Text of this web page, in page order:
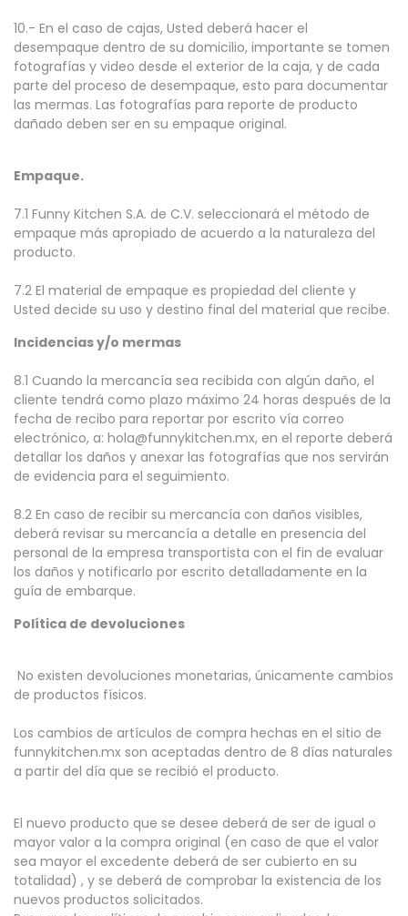
10.- En el caso de cajas, Usted deberá hacer el
desempaque dentro de su domicilio, importante se tomen
fotografías y video desde el exterior de la caja, y de cada
parte del proceso de desempaque, esto para documentar
las mermas. Las fotografías para reporte de producto
dañado deben ser en su empaque original.
Empaque.
7.1 Funny Kitchen S.A. de C.V. seleccionará el método de
empaque más apropiado de acuerdo a la naturaleza del
producto.
7.2 El material de empaque es propiedad del cliente y
Usted decide su uso y destino final del material que recibe.
Incidencias y/o mermas
8.1 Cuando la mercancía sea recibida con algún daño, el
cliente tendrá como plazo máximo 24 horas después de la
fecha de recibo para reportar por escrito vía correo
electrónico, a: hola@funnykitchen.mx, en el reporte deberá
detallar los daños y anexar las fotografías que nos servirán
de evidencia para el seguimiento.
8.2 En caso de recibir su mercancía con daños visibles,
deberá revisar su mercancía a detalle en presencia del
personal de la empresa transportista con el fin de evaluar
los daños y notificarlo por escrito detalladamente en la
guía de embarque.
Política de devoluciones
No existen devoluciones monetarias, únicamente cambios
de productos físicos.
Los cambios de artículos de compra hechas en el sitio de
funnykitchen.mx son aceptadas dentro de 8 días naturales
a partir del día que se recibió el producto.
El nuevo producto que se desee deberá de ser de igual o
mayor valor a la compra original (en caso de que el valor
sea mayor el excedente deberá de ser cubierto en su
totalidad) , y se deberá de comprobar la existencia de los
nuevos productos solicitados.